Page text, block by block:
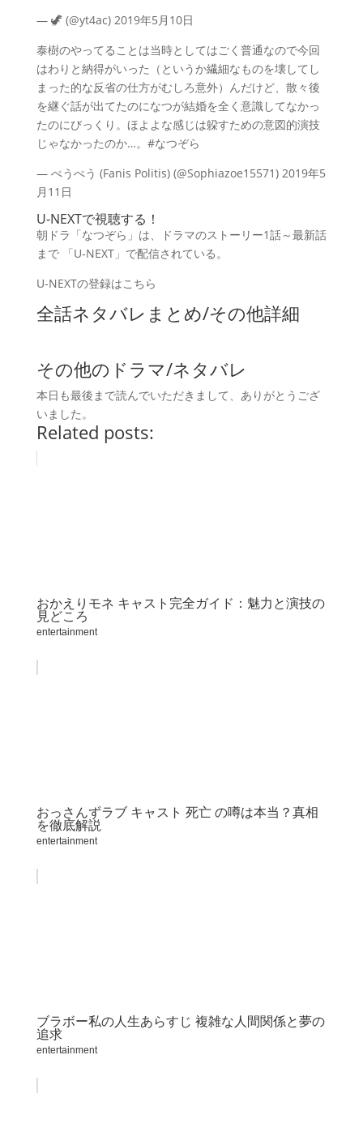
— 🦖 (@yt4ac) 2019年5月10日
泰樹のやってることは当時としてはごく普通なので今回
はわりと納得がいった（というか繊細なものを壊してし
まった的な反省の仕方がむしろ意外）んだけど、散々後
を継ぐ話が出てたのになつが結婚を全く意識してなかっ
たのにびっくり。ほよよな感じは躱すための意図的演技
じゃなかったのか…。#なつぞら
— ぺうぺう (Fanis Politis) (@Sophiazoe15571) 2019年5
月11日
U-NEXTで視聴する！
朝ドラ「なつぞら」は、ドラマのストーリー1話～最新話
まで 「U-NEXT」で配信されている。
U-NEXTの登録はこちら
全話ネタバレまとめ/その他詳細
その他のドラマ/ネタバレ
本日も最後まで読んでいただきまして、ありがとうござ
いました。
Related posts:
おかえりモネ キャスト完全ガイド：魅力と演技の
見どころ
entertainment
おっさんずラブ キャスト 死亡 の噂は本当？真相
を徹底解説
entertainment
ブラボー私の人生あらすじ 複雑な人間関係と夢の
追求
entertainment